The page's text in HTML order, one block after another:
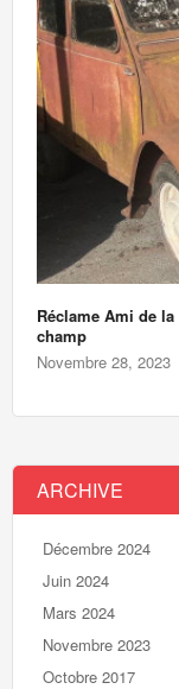
Réclame Ami de
champ
Novembre 28, 2023
ARCHIVE
Décembre 2024
Juin 2024
Mars 2024
Novembre 2023
Octobre 2017